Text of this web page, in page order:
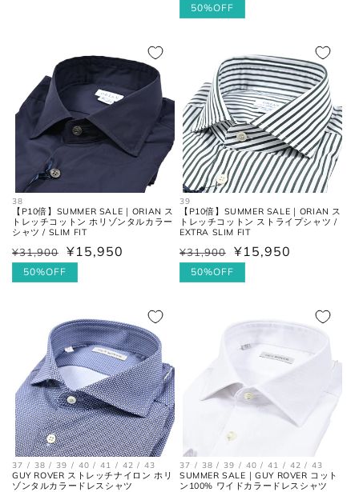
常
ー50%OFF
38
【P10倍】SUMMER SALE｜ORIAN ス
トレッチコットン ホリゾンタルカラー
シャツ / SLIM FIT
通
常
¥31,900
セ
ー
¥15,950
50%OFF
39
【P10倍】SUMMER SALE｜ORIAN ス
トレッチコットン ストライプシャツ /
EXTRA SLIM FIT
通
常
¥31,900
セ
ー
¥15,950
50%OFF
37 / 38 / 39 / 40 / 41 / 42 / 43
GUY ROVER ストレッチナイロン ホリ
ゾンタルカラードレスシャツ
37 / 38 / 39 / 40 / 41 / 42 / 43
SUMMER SALE｜GUY ROVER コット
ン100% ワイドカラードレスシャツ
お直しについては こちらのページでご確認
ください。